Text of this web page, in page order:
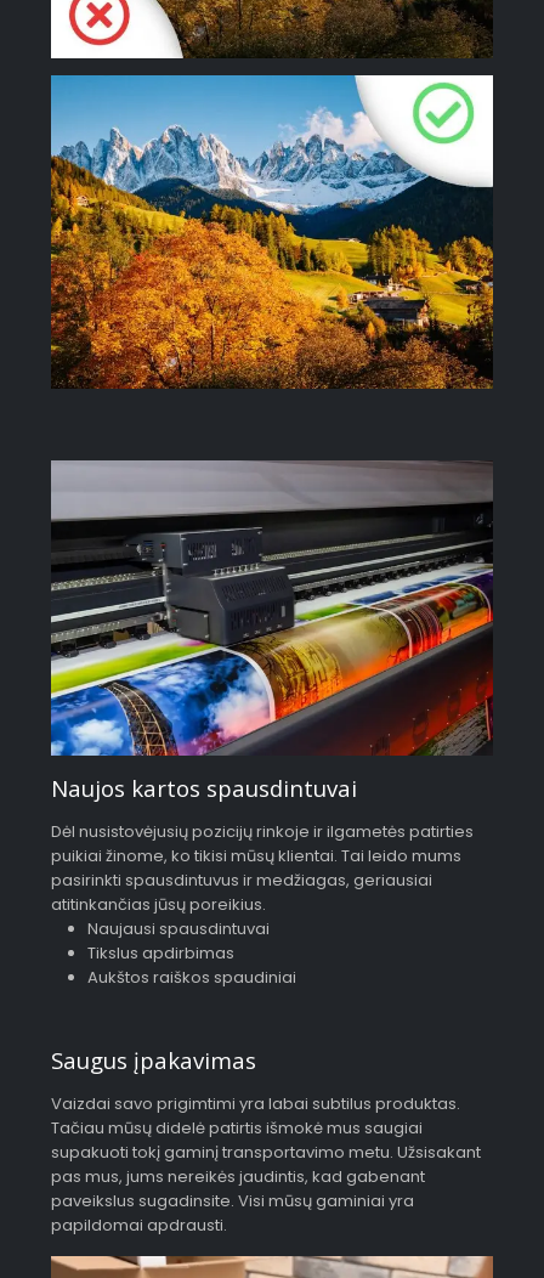
Naujos kartos spausdintuvai
Dėl nusistovėjusių pozicijų rinkoje ir ilgametės patirties
puikiai žinome, ko tikisi mūsų klientai. Tai leido mums
pasirinkti spausdintuvus ir medžiagas, geriausiai
atitinkančias jūsų poreikius.
Naujausi spausdintuvai
Tikslus apdirbimas
Aukštos raiškos spaudiniai
Saugus įpakavimas
Vaizdai savo prigimtimi yra labai subtilus produktas.
Tačiau mūsų didelė patirtis išmokė mus saugiai
supakuoti tokį gaminį transportavimo metu. Užsisakant
pas mus, jums nereikės jaudintis, kad gabenant
paveikslus sugadinsite. Visi mūsų gaminiai yra
papildomai apdrausti.